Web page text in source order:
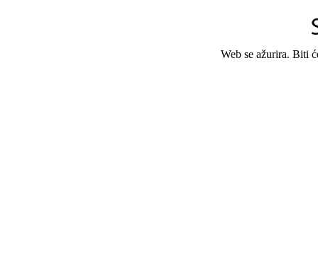
Web se ažurira. Biti